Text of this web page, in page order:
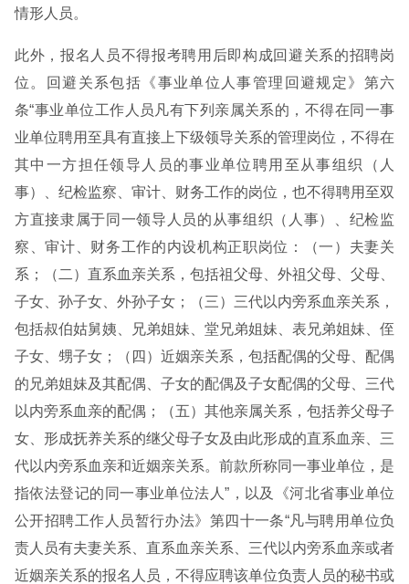
情形人员。
此外，报名人员不得报考聘用后即构成回避关系的招聘岗
位。回避关系包括《事业单位人事管理回避规定》第六
条“事业单位工作人员凡有下列亲属关系的，不得在同一事
业单位聘用至具有直接上下级领导关系的管理岗位，不得在
其中一方担任领导人员的事业单位聘用至从事组织（人
事）、纪检监察、审计、财务工作的岗位，也不得聘用至双
方直接隶属于同一领导人员的从事组织（人事）、纪检监
察、审计、财务工作的内设机构正职岗位：（一）夫妻关
系；（二）直系血亲关系，包括祖父母、外祖父母、父母、
子女、孙子女、外孙子女；（三）三代以内旁系血亲关系，
包括叔伯姑舅姨、兄弟姐妹、堂兄弟姐妹、表兄弟姐妹、侄
子女、甥子女；（四）近姻亲关系，包括配偶的父母、配偶
的兄弟姐妹及其配偶、子女的配偶及子女配偶的父母、三代
以内旁系血亲的配偶；（五）其他亲属关系，包括养父母子
女、形成抚养关系的继父母子女及由此形成的直系血亲、三
代以内旁系血亲和近姻亲关系。前款所称同一事业单位，是
指依法登记的同一事业单位法人”，以及《河北省事业单位
公开招聘工作人员暂行办法》第四十一条“凡与聘用单位负
责人员有夫妻关系、直系血亲关系、三代以内旁系血亲或者
近姻亲关系的报名人员，不得应聘该单位负责人员的秘书或